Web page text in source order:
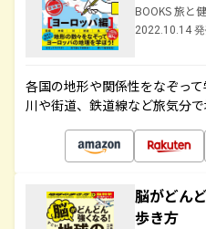
BOOKS 旅と
2022.10.14
各国の地形や関係性をなぞっ
川や街道、鉄道線など旅気分
脳がどん
歩き方